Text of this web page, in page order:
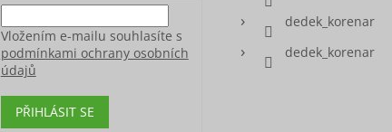
Vložením e-mailu souhlasíte s
podmínkami ochrany osobních
údajů
PŘIHLÁSIT SE
dedek_korenar
dedek_korenar